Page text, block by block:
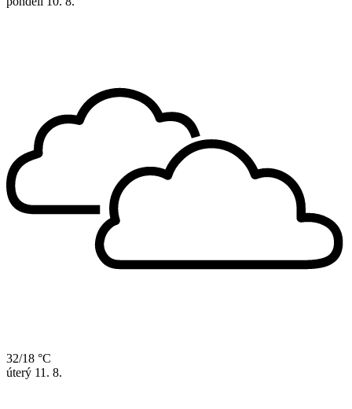
32/18 °C
úterý 11. 8.